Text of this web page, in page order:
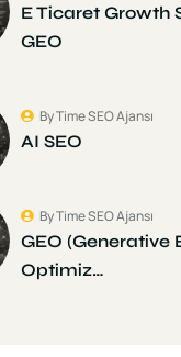
E Ticaret Growth
GEO
AI SEO
By Time SEO Ajansı
GEO (Generative
Optimiz…
By Time SEO Ajansı